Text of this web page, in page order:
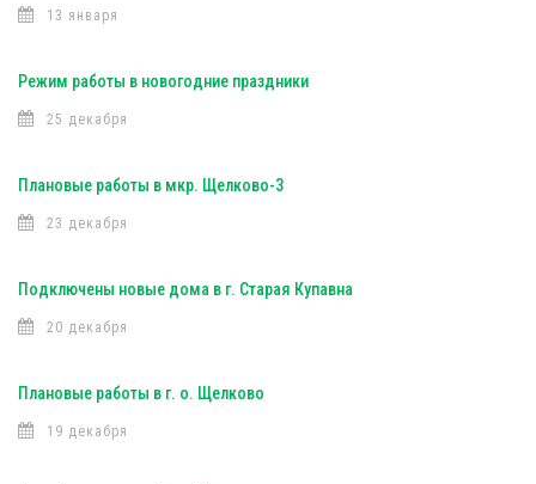
13 января
Режим работы в новогодние праздники
25 декабря
Плановые работы в мкр. Щелково-3
23 декабря
Подключены новые дома в г. Старая Купавна
20 декабря
Плановые работы в г. о. Щелково
19 декабря